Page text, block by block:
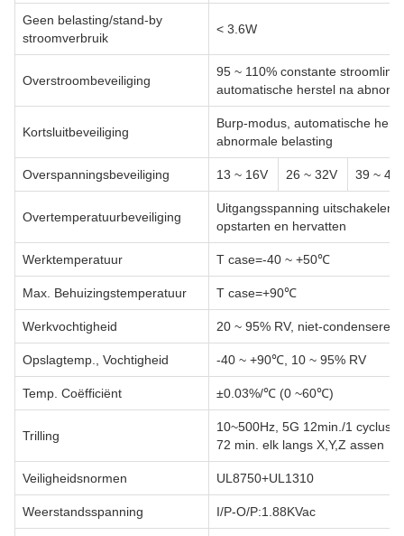
Geen belasting/stand-by
stroomverbruik
< 3.6W
Overstroombeveiliging
95 ~ 110% constante
automatische herstel na
Kortsluitbeveiliging
Burp-modus, automatische
abnormale belasting
Overspanningsbeveiliging 13 ~ 16V 26 ~ 32V 39 ~
Overtemperatuurbeveiliging
Uitgangsspanning uitschakelen,
opstarten en hervatten
Werktemperatuur T case=-40 ~ +50℃
Max. Behuizingstemperatuur T case=+90℃
Werkvochtigheid 20 ~ 95% RV, niet-condenserend
Opslagtemp., Vochtigheid -40 ~ +90℃, 10 ~ 95% RV
Temp. Coëfficiënt ±0.03%/℃ (0 ~60℃)
Trilling
10~500Hz, 5G 12min./1 cyclus,
72 min. elk langs X,Y,Z assen
Veiligheidsnormen UL8750+UL1310
Weerstandsspanning I/P-O/P:1.88KVac